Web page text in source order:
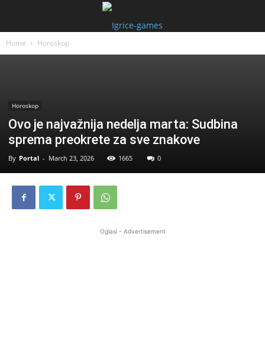
Home Horoskop
Horoskop
Ovo je najvažnija nedelja marta: Sudbina
sprema preokrete za sve znakove
By Portal - March 23, 2026 1665 0
Oglasi - Advertisement